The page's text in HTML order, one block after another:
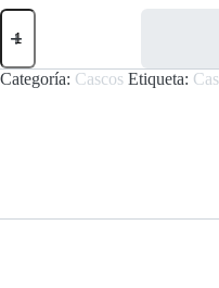
Casco
Gist
Out
Negro
Categoría: Cascos Etiqueta: